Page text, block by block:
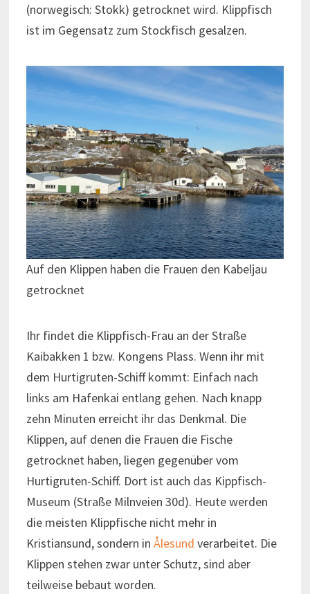
(norwegisch: Stokk) getrocknet wird. Klippfisch
ist im Gegensatz zum Stockfisch gesalzen.
Auf den Klippen haben die Frauen den Kabeljau
getrocknet
Ihr findet die Klippfisch-Frau an der Straße
Kaibakken 1 bzw. Kongens Plass. Wenn ihr mit
dem Hurtigruten-Schiff kommt: Einfach nach
links am Hafenkai entlang gehen. Nach knapp
zehn Minuten erreicht ihr das Denkmal. Die
Klippen, auf denen die Frauen die Fische
getrocknet haben, liegen gegenüber vom
Hurtigruten-Schiff. Dort ist auch das Kippfisch-
Museum (Straße Milnveien 30d). Heute werden
die meisten Klippfische nicht mehr in
Kristiansund, sondern in Ålesund verarbeitet. Die
Klippen stehen zwar unter Schutz, sind aber
teilweise bebaut worden.